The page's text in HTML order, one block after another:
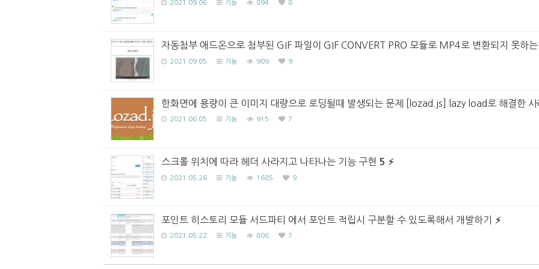
2021.09.06 기능 894 8
자동첨부 애드온으로 첨부된 GIF 파일이 GIF CONVERT PRO 모듈로 MP4로 변환되지 못하는
2021.09.05 기능 909 9
한화면에 용량이 큰 이미지 대량으로 로딩될때 발생되는 문제 [lozad.js] lazy load로 해결한 사
2021.06.05 기능 915 7
스크롤 위치에 따라 헤더 사라지고 나타나는 기능 구현 5
2021.05.26 기능 1685 9
포인트 히스토리 모듈 서드파티 에서 포인트 적립시 구분할 수 있도록해서 개발하기
2021.05.22 기능 808 7